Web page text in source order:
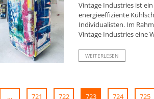
Vintage Industries ist
energieeffiziente
Individualisten. Im
Vintage Industries eine
WEITERLESEN
… 721 722 723 724 725